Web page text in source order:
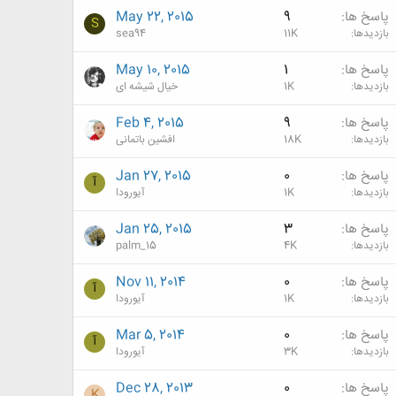
پاسخ ها 9
بازدیدها 11K
May 22, 2015
sea94
S
پاسخ ها 1
بازدیدها 1K
May 10, 2015
خیال شیشه ای
پاسخ ها 9
بازدیدها 18K
Feb 4, 2015
افشین باتمانی
پاسخ ها 0
بازدیدها 1K
Jan 27, 2015
آیورودا آ
پاسخ ها 3
بازدیدها 4K
Jan 25, 2015
palm_15
پاسخ ها 0
بازدیدها 1K
Nov 11, 2014
آیورودا آ
پاسخ ها 0
بازدیدها 3K
Mar 5, 2014
آیورودا آ
پاسخ ها 0
Dec 28, 2013